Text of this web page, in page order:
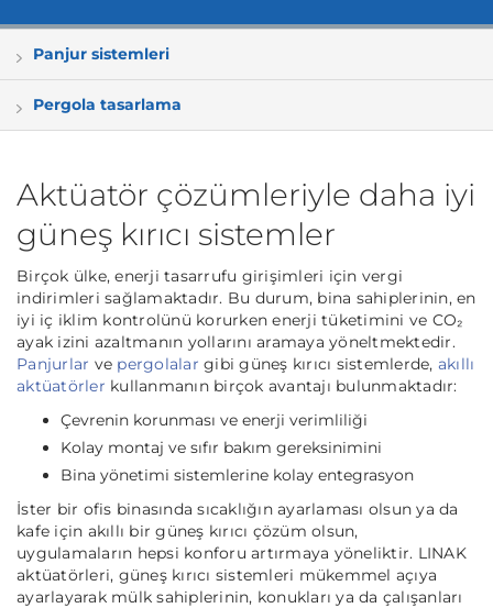
Panjur sistemleri
Pergola tasarlama
Aktüatör çözümleriyle daha iyi
güneş kırıcı sistemler
Birçok ülke, enerji tasarrufu girişimleri için vergi
indirimleri sağlamaktadır. Bu durum, bina sahiplerinin, en
iyi iç iklim kontrolünü korurken enerji tüketimini ve CO₂
ayak izini azaltmanın yollarını aramaya yöneltmektedir.
Panjurlar ve pergolalar gibi güneş kırıcı sistemlerde, akıllı
aktüatörler kullanmanın birçok avantajı bulunmaktadır:
Çevrenin korunması ve enerji verimliliği
Kolay montaj ve sıfır bakım gereksinimini
Bina yönetimi sistemlerine kolay entegrasyon
İster bir ofis binasında sıcaklığın ayarlaması olsun ya da
kafe için akıllı bir güneş kırıcı çözüm olsun,
uygulamaların hepsi konforu artırmaya yöneliktir. LINAK
aktüatörleri, güneş kırıcı sistemleri mükemmel açıya
ayarlayarak mülk sahiplerinin, konukları ya da çalışanları